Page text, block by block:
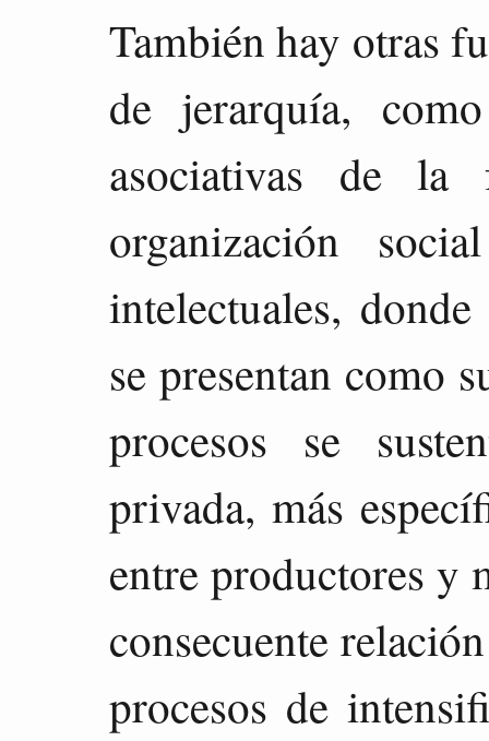
También hay otras
de jerarquía,
asociativas de
organización
intelectuales,
se presentan como
procesos se
privada, más
entre productores y
consecuente
procesos de